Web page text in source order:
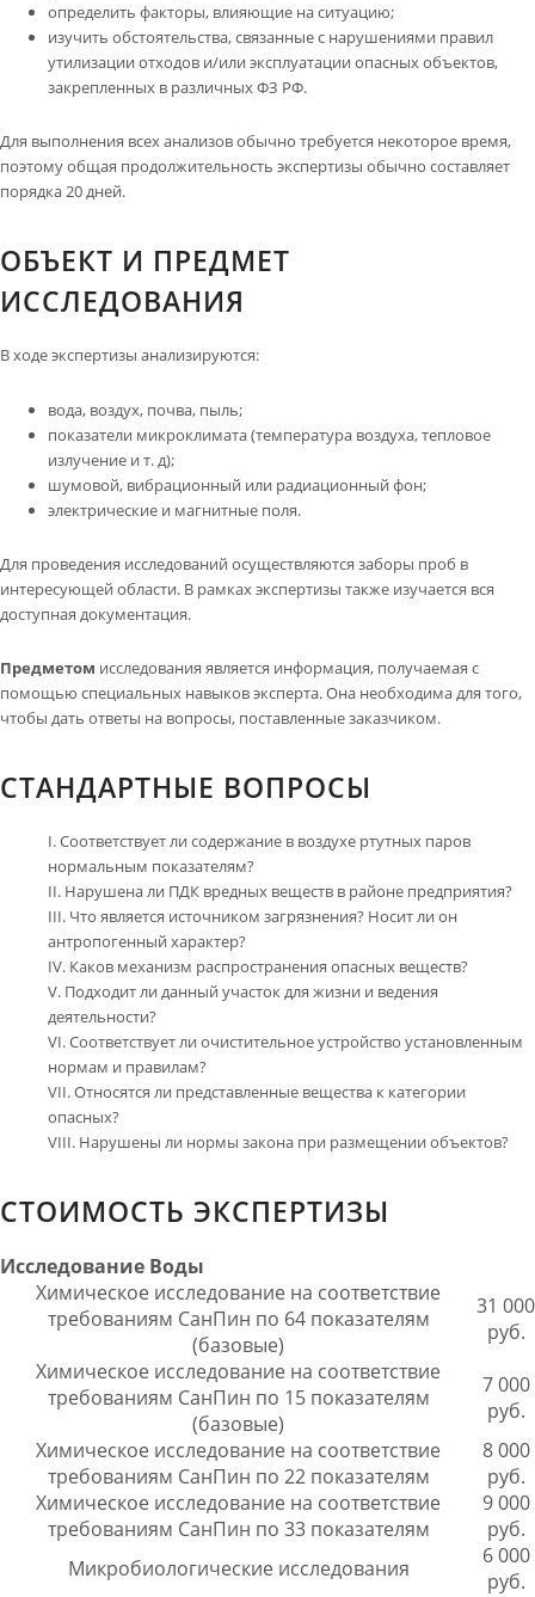
определить факторы, влияющие на ситуацию;
изучить обстоятельства, связанные с нарушениями правил
утилизации отходов и/или эксплуатации опасных объектов,
закрепленных в различных ФЗ РФ.
Для выполнения всех анализов обычно требуется некоторое время,
поэтому общая продолжительность экспертизы обычно составляет
порядка 20 дней.
ОБЪЕКТ И ПРЕДМЕТ
ИССЛЕДОВАНИЯ
В ходе экспертизы анализируются:
вода, воздух, почва, пыль;
показатели микроклимата (температура воздуха, тепловое
излучение и т. д);
шумовой, вибрационный или радиационный фон;
электрические и магнитные поля.
Для проведения исследований осуществляются заборы проб в
интересующей области. В рамках экспертизы также изучается вся
доступная документация.
Предметом исследования является информация, получаемая с
помощью специальных навыков эксперта. Она необходима для того,
чтобы дать ответы на вопросы, поставленные заказчиком.
СТАНДАРТНЫЕ ВОПРОСЫ
Соответствует ли содержание в воздухе ртутных паров
нормальным показателям?
Нарушена ли ПДК вредных веществ в районе предприятия?
Что является источником загрязнения? Носит ли он
антропогенный характер?
Каков механизм распространения опасных веществ?
Подходит ли данный участок для жизни и ведения
деятельности?
Соответствует ли очистительное устройство установленным
нормам и правилам?
Относятся ли представленные вещества к категории
опасных?
Нарушены ли нормы закона при размещении объектов?
СТОИМОСТЬ ЭКСПЕРТИЗЫ
Исследование Воды
Химическое исследование на соответствие
требованиям СанПин по 64 показателям
(базовые)
31 000
руб.
Химическое исследование на соответствие
требованиям СанПин по 15 показателям
(базовые)
7 000
руб.
Химическое исследование на соответствие
требованиям СанПин по 22 показателям
8 000
руб.
Химическое исследование на соответствие
требованиям СанПин по 33 показателям
9 000
руб.
Микробиологические исследования
6 000
руб.